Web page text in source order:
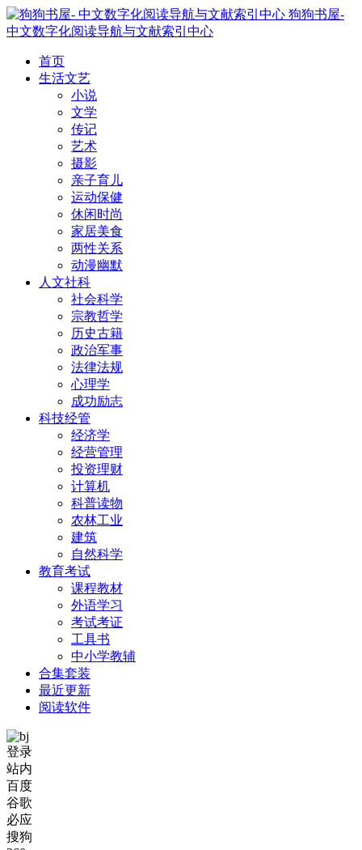
狗狗书屋-
中文数字化阅读导航与文献索引中心
首页
生活文艺
小说
文学
传记
艺术
摄影
亲子育儿
运动保健
休闲时尚
家居美食
两性关系
动漫幽默
人文社科
社会科学
宗教哲学
历史古籍
政治军事
法律法规
心理学
成功励志
科技经管
经济学
经营管理
投资理财
计算机
科普读物
农林工业
建筑
自然科学
教育考试
课程教材
外语学习
考试考证
工具书
中小学教辅
合集套装
最近更新
阅读软件
登录
站内
百度
谷歌
必应
搜狗